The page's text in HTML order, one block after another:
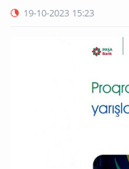
19-10-2023 15:23